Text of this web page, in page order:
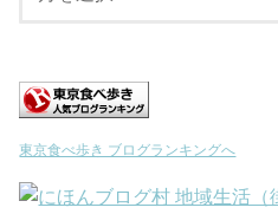
東京食べ歩き ブログランキングへ